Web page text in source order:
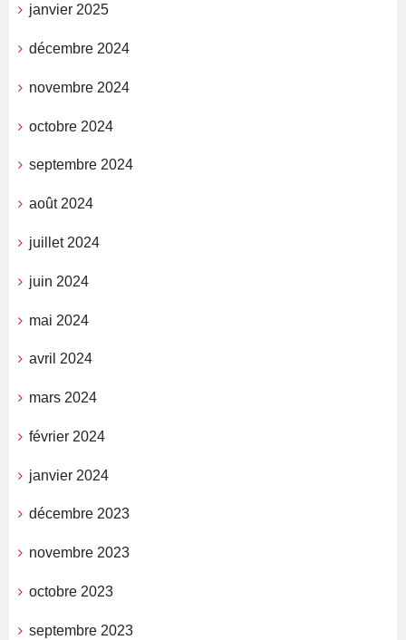
janvier 2025
décembre 2024
novembre 2024
octobre 2024
septembre 2024
août 2024
juillet 2024
juin 2024
mai 2024
avril 2024
mars 2024
février 2024
janvier 2024
décembre 2023
novembre 2023
octobre 2023
septembre 2023